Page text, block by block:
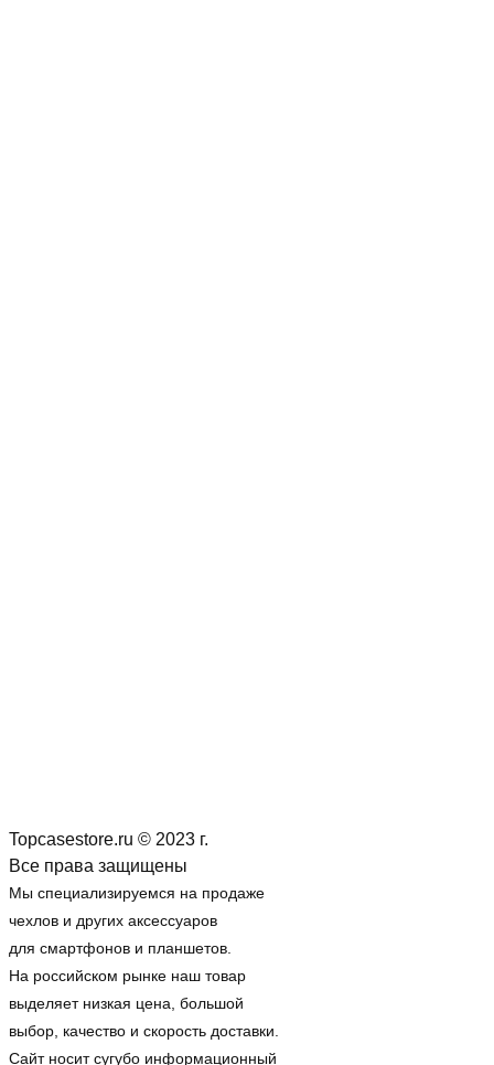
Topcasestore.ru © 2023 г.
Все права защищены
Мы специализируемся на продаже
чехлов и других аксессуаров
для смартфонов и планшетов.
На российском рынке наш товар
выделяет низкая цена, большой
выбор, качество и скорость доставки.
Сайт носит сугубо информационный